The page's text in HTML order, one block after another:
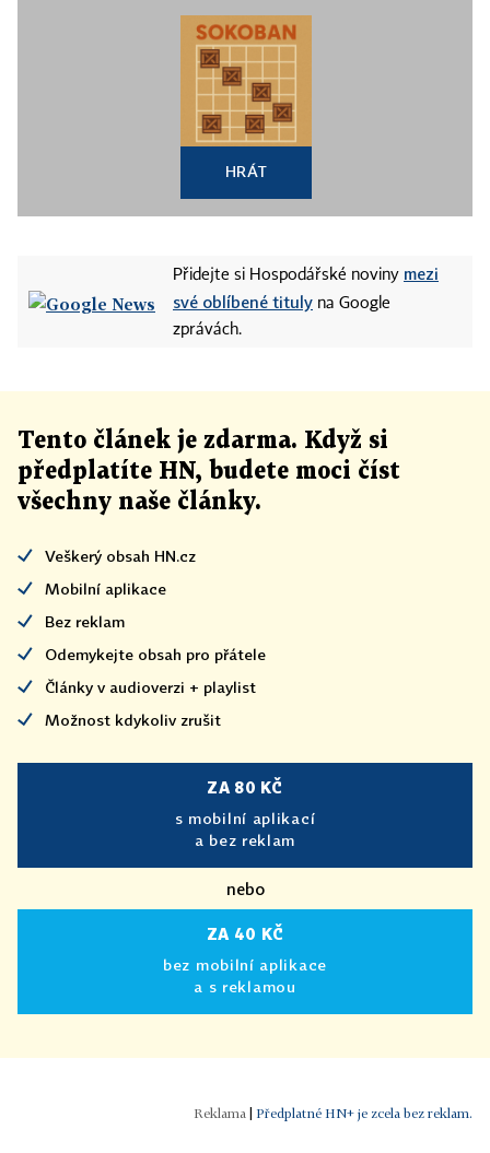
HRÁT
Přidejte si Hospodářské noviny mezi
své oblíbené tituly na Google
zprávách.
Tento článek je zdarma. Když si
předplatíte HN, budete moci číst
všechny naše články.
Veškerý obsah HN.cz
Mobilní aplikace
Bez reklam
Odemykejte obsah pro přátele
Články v audioverzi + playlist
Možnost kdykoliv zrušit
ZA 80 KČ
s mobilní aplikací
a bez reklam
nebo
ZA 40 KČ
bez mobilní aplikace
a s reklamou
Předplatné HN+ je zcela bez reklam.